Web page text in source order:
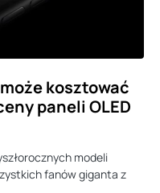
kosztować
paneli OLED
modeli
fanów giganta z